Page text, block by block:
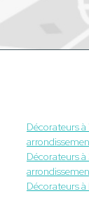
Décorateurs à
Décorateurs
Décorateurs